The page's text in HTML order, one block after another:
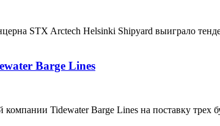
STX Arctech Helsinki Shipyard выиграло
Barge Lines
Tidewater Barge Lines на поставку трех